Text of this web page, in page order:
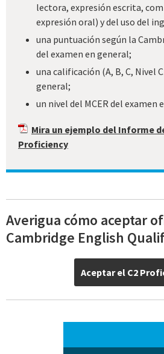
lectora, expresión escrita,
expresión oral) y del uso del
una puntuación según la
del examen en general;
una calificación (A, B, C, Nivel
general;
un nivel del MCER del examen
Mira un ejemplo del Informe
Proficiency
Averigua cómo aceptar
Cambridge English
Aceptar el C2